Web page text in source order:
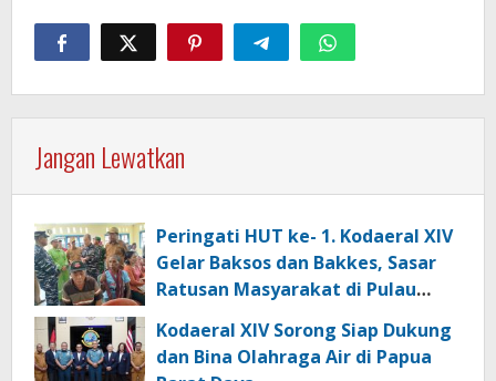
Jangan Lewatkan
Peringati HUT ke- 1. Kodaeral XIV
Gelar Baksos dan Bakkes, Sasar
Ratusan Masyarakat di Pulau
Kodaeral XIV Sorong Siap Dukung
dan Bina Olahraga Air di Papua